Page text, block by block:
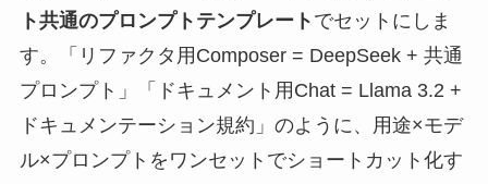
ト共通のプロンプトテンプレート でセットにしま
す。「リファクタ用Composer = DeepSeek + 共通
プロンプト」「ドキュメント用Chat = Llama 3.2 +
ドキュメンテーション規約」のように、用途×モデ
ル×プロンプトをワンセットでショートカット化す